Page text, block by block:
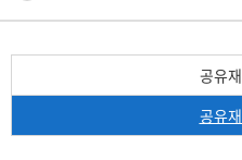
공유
공유